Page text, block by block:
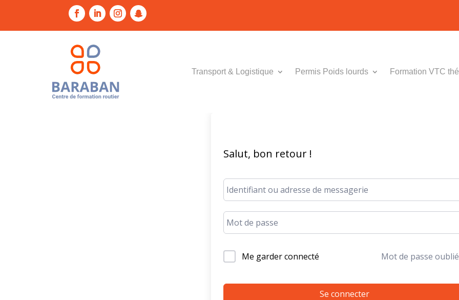
Transport & Logistique Permis Poids lourds Formation VTC
Salut, bon retour !
Me garder connecté Mot de passe
Se connecter